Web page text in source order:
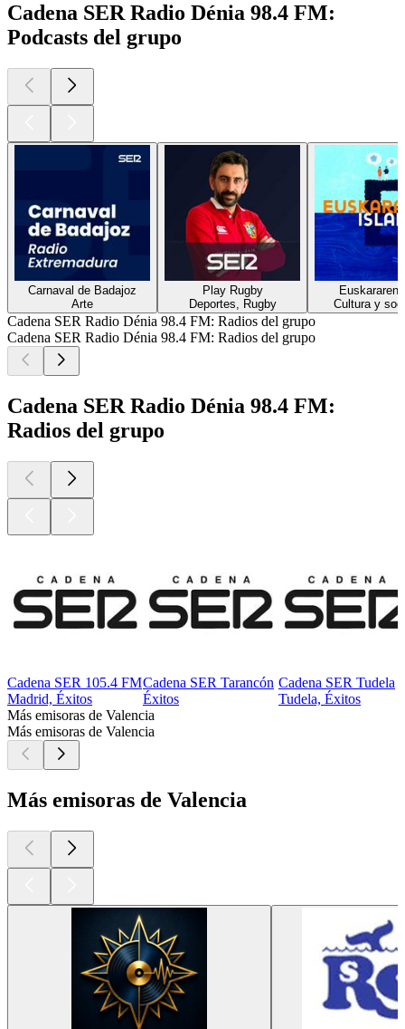
Cadena SER Radio Dénia 98.4 FM:
Podcasts del grupo
Carnaval de Badajoz
Arte
Play Rugby
Deportes, Rugby
Euskararen
Cultura y
Cadena SER Radio Dénia 98.4 FM: Radios del grupo
Cadena SER Radio Dénia 98.4 FM: Radios del grupo
Cadena SER Radio Dénia 98.4 FM:
Radios del grupo
Cadena SER 105.4 FM
Madrid, Éxitos
Cadena SER Tarancón
Éxitos
Cadena SER Tudela
Tudela, Éxitos
Más emisoras de Valencia
Más emisoras de Valencia
Más emisoras de Valencia